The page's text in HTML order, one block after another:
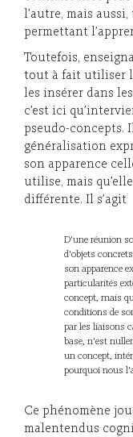
l’autre, mais
permettant
Toutefois,
tout à fait utiliser
les insérer dans
c’est ici
pseudo-concepts.
généralisation
son apparence
utilise, mais
différente. Il s’agit
D'une réunion
d'objets
son apparence
particularités
concept, mais
conditions de
par les liaisons
base, n'est
un concept,
pourquoi nous
Ce phénomène
malentendus